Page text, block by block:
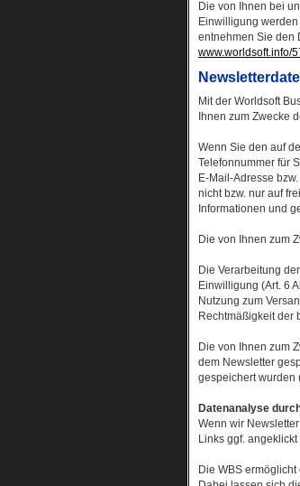
Die von Ihnen bei
Einwilligung
entnehmen Sie den
www.worldsoft.info/
Mit der Worldsoft
Ihnen zum Zwecke
Wenn Sie den auf
Telefonnummer für
E-Mail-Adresse
nicht bzw. nur auf
Informationen und
Die von Ihnen zum
Die Verarbeitung
Einwilligung (Art. 6
Nutzung zum
Rechtmäßigkeit der
Die von Ihnen zum
dem Newsletter
gespeichert wurden
Datenanalyse
Wenn wir
Links ggf.
Die WBS